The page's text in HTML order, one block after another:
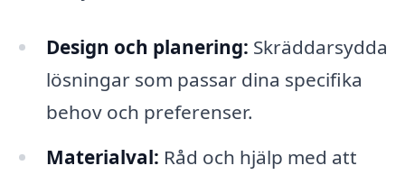
Design och planering: Skräddarsydda
lösningar som passar dina specifika
behov och preferenser.
Materialval: Råd och hjälp med att